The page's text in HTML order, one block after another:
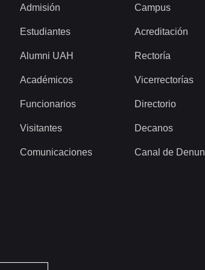
Admisión
Estudiantes
Alumni UAH
Académicos
Funcionarios
Visitantes
Comunicaciones
Campus
Acreditación
Rectoría
Vicerrectorías
Directorio
Decanos
Canal de